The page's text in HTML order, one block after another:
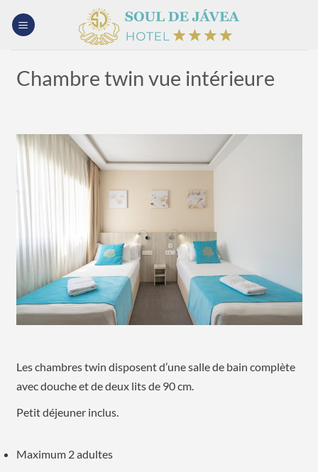
Chambre twin vue intérieure
Les chambres twin disposent d’une salle de bain complète
avec douche et de deux lits de 90 cm.
Petit déjeuner inclus.
Maximum 2 adultes